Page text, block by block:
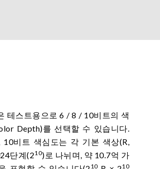
테스트용으로 6 / 8 / 10비트의 색
Depth)를 선택할 수 있습니다.
10비트 색심도는 각 기본 색상(R,
단계(210)로 나뉘며, 약 10.7억 가
10 10